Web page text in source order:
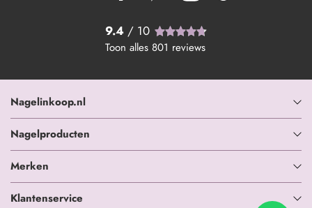
9.4 / 10
Toon alles 801 reviews
Nagelinkoop.nl
Nagelproducten
Merken
Klantenservice